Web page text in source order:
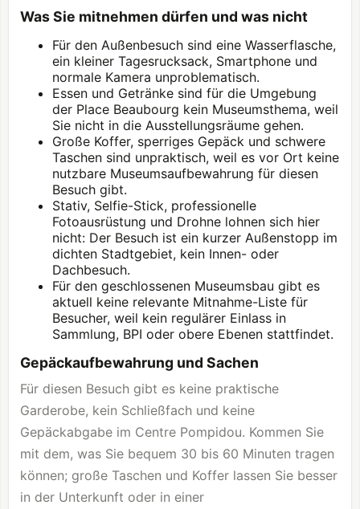
Was Sie mitnehmen dürfen und was nicht
Für den Außenbesuch sind eine Wasserflasche,
ein kleiner Tagesrucksack, Smartphone und
normale Kamera unproblematisch.
Essen und Getränke sind für die Umgebung
der Place Beaubourg kein Museumsthema, weil
Sie nicht in die Ausstellungsräume gehen.
Große Koffer, sperriges Gepäck und schwere
Taschen sind unpraktisch, weil es vor Ort keine
nutzbare Museumsaufbewahrung für diesen
Besuch gibt.
Stativ, Selfie-Stick, professionelle
Fotoausrüstung und Drohne lohnen sich hier
nicht: Der Besuch ist ein kurzer Außenstopp im
dichten Stadtgebiet, kein Innen- oder
Dachbesuch.
Für den geschlossenen Museumsbau gibt es
aktuell keine relevante Mitnahme-Liste für
Besucher, weil kein regulärer Einlass in
Sammlung, BPI oder obere Ebenen stattfindet.
Gepäckaufbewahrung und Sachen
Für diesen Besuch gibt es keine praktische
Garderobe, kein Schließfach und keine
Gepäckabgabe im Centre Pompidou. Kommen Sie
mit dem, was Sie bequem 30 bis 60 Minuten tragen
können; große Taschen und Koffer lassen Sie besser
in der Unterkunft oder in einer